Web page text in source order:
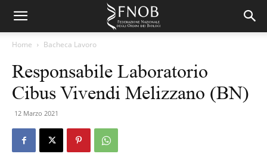
Home Bacheca Lavoro
Responsabile Laboratorio
Cibus Vivendi Melizzano (BN)
12 Marzo 2021